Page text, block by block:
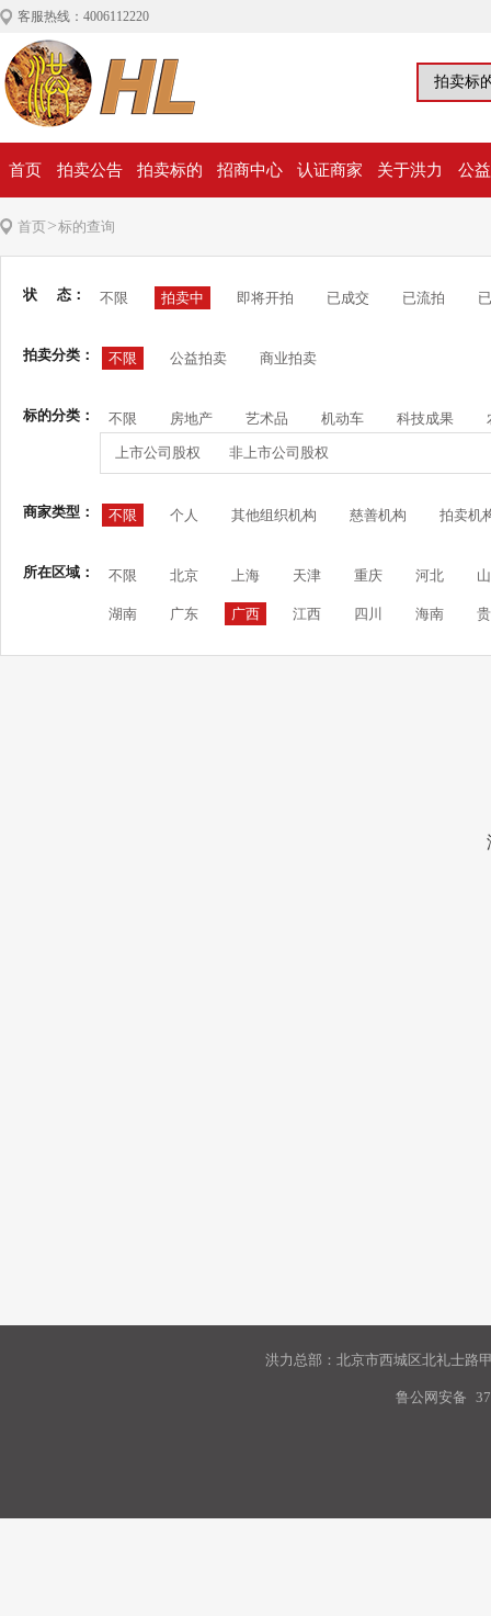
客服热线：4006112220
首页 拍卖公告 拍卖标的 招商中心 认证商家 关于洪力 公
首页>标的查询
状 态： 不限 拍卖中 即将开拍 已成交 已流拍
拍卖分类： 不限 公益拍卖 商业拍卖
标的分类： 不限 房地产 艺术品 机动车 科技成果
上市公司股权 非上市公司股权
商家类型： 不限 个人 其他组织机构 慈善机构 拍卖机
所在区域： 不限 北京 上海 天津 重庆 河北
湖南 广东 广西 江西 四川 海南
洪力总部：北京市西城区北礼士路
鲁公网安备